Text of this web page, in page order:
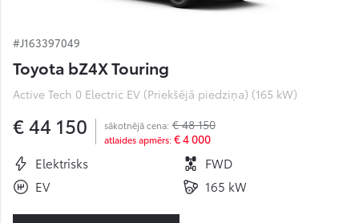
#J163397049
Toyota bZ4X Touring
Active Tech 0 Electric EV (Priekšējā piedziņa) (165 kW)
€ 44 150 sākotnējā cena: € 48 150
atlaides apmērs: € 4 000
Elektrisks
FWD
EV
165 kW